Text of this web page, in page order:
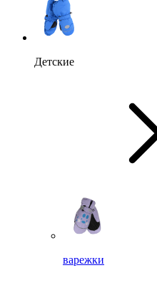
Детские
варежки